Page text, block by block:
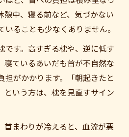
憩中、寝る前など、気づかない
いることも少なくありません。
です。高すぎる枕や、逆に低す
寝ているあいだも首が不自然な
担がかかります。「朝起きたと
という方は、枕を見直すサイン
首まわりが冷えると、血流が悪